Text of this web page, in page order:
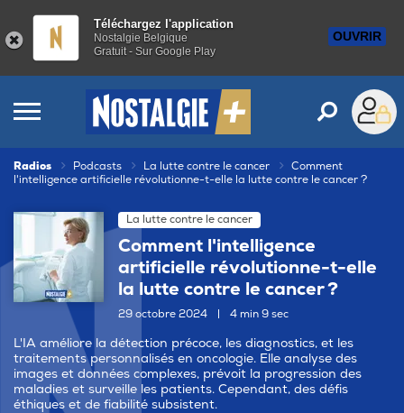
Téléchargez l'application
Nostalgie Belgique
Gratuit - Sur Google Play
OUVRIR
Radios Podcasts La lutte contre le cancer
Comment
l'intelligence artificielle révolutionne-t-elle la lutte contre le cancer ?
La lutte contre le cancer
Comment l'intelligence
artificielle révolutionne-t-elle
la lutte contre le cancer ?
29 octobre 2024 4 min 9 sec
L'IA améliore la détection précoce, les diagnostics, et les
traitements personnalisés en oncologie. Elle analyse des
images et données complexes, prévoit la progression des
maladies et surveille les patients. Cependant, des défis
éthiques et de fiabilité subsistent.